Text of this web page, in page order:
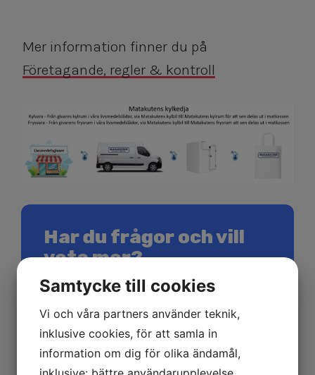
Mer information finner du på ​​​​​​​
Företagande, regler & kontroll
Har du frågor och vill
veta mer?
Kontaktuppgifter
Ring oss
026-456 27 50
Samtycke till cookies
Vi och våra partners använder teknik,
inklusive cookies, för att samla in
information om dig för olika ändamål,